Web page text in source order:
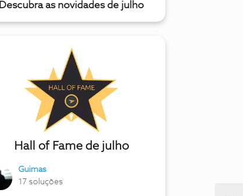
Descubra as novidades de julho
Hall of Fame de julho
Guimas
17 soluções